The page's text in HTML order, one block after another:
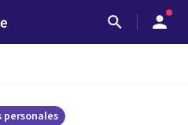
personales